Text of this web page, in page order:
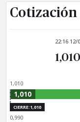
Cotización
22:16 12/
1,010
CIERRE:1,010
1,010
0,990